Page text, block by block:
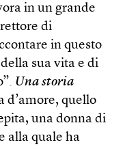
in un grande
di
in questo
sua vita e di
Una storia
d’amore, quello
una donna di
alla quale ha